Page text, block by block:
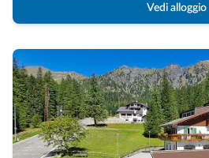
Vedi alloggio